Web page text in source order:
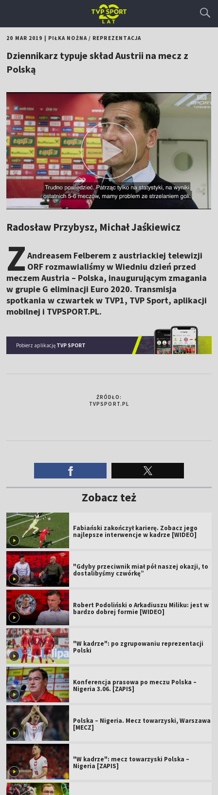
20 MAR 2019 PIŁKA NOŻNA/ REPREZENTACJA
Dziennikarz typuje skład Austrii na mecz z
Polską
Radosław Przybysz, Michał Jaśkiewicz
Z Andreasem Felberem z austriackiej telewizji
ORF rozmawialiśmy w Wiedniu dzień przed
meczem Austria – Polska, inaugurującym zmagania
w grupie G eliminacji Euro 2020. Transmisja
spotkania w czwartek w TVP1, TVP Sport, aplikacji
mobilnej i TVPSPORT.PL.
Pobierz aplikację TVP SPORT
ŹRÓDŁO:
TVPSPORT.PL
Zobacz też
Fabiański zakończył karierę. Zobacz jego
najlepsze interwencje w kadrze [WIDEO]
"Gdyby przeciwnik miał pół naszej okazji, to
dostalibyśmy czwórkę”
Robert Podoliński o Arkadiuszu Miliku: jest w
bardzo dobrej formie [WIDEO]
"W kadrze": po zgrupowaniu reprezentacji
Polski
Konferencja prasowa po meczu Polska –
Nigeria 3.06. [ZAPIS]
Polska – Nigeria. Mecz towarzyski, Warszawa
[MECZ]
"W kadrze": mecz towarzyski Polska –
Nigeria [ZAPIS]